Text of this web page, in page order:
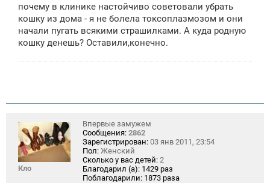
щ
н
и
почему в клинике настойчиво советовали убрать
кошку из дома - я не болела токсоплазмозом и они
начали пугать всякими страшилками. А куда родную
кошку денешь? Оставили,конечно.
Кло
Впервые замужем
Сообщения: 2862
Зарегистрирован: 03 янв 2011, 23:54
Пол: Женский
Сколько у вас детей: 2
Благодарил (а): 1429 раз
Поблагодарили: 1873 раза